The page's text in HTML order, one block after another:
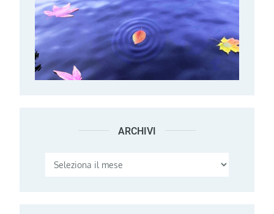
ARCHIVI Archivi